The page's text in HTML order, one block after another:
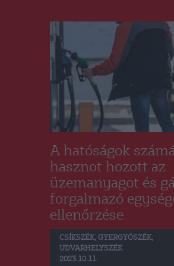
A hatóságok
hasznot hozott az
üzemanyagot és
forgalmazó
ellenőrzése
CSÍKSZÉK, GYERGYÓSZÉK,
UDVARHELYSZÉK
2023.10.11.